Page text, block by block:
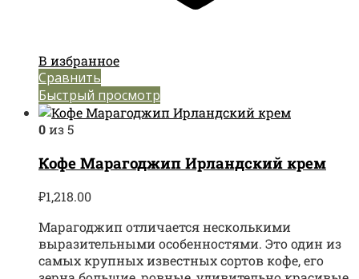
В избранное
Сравнить
Быстрый просмотр
0из 5
Кофе Марагоджип Ирландский крем
₽1,218.00
Марагоджип отличается несколькими
выразительными особенностями. Это один из
самых крупных известных сортов кофе, его